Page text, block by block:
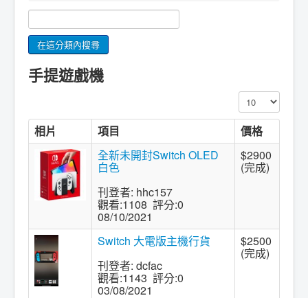
手提遊戲機
顯示數目
相片 項目
價格
全新未開封Switch OLED
白色
刊登者: hhc157
觀看:1108 評分:0
08/10/2021
$2900
(完成)
Switch 大電版主機行貨
刊登者: dcfac
觀看:1143 評分:0
03/08/2021
$2500
(完成)